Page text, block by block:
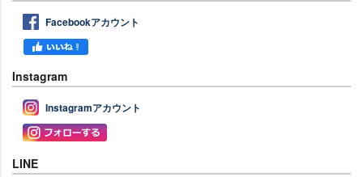
Facebookアカウント
Instagram
Instagramアカウント
LINE